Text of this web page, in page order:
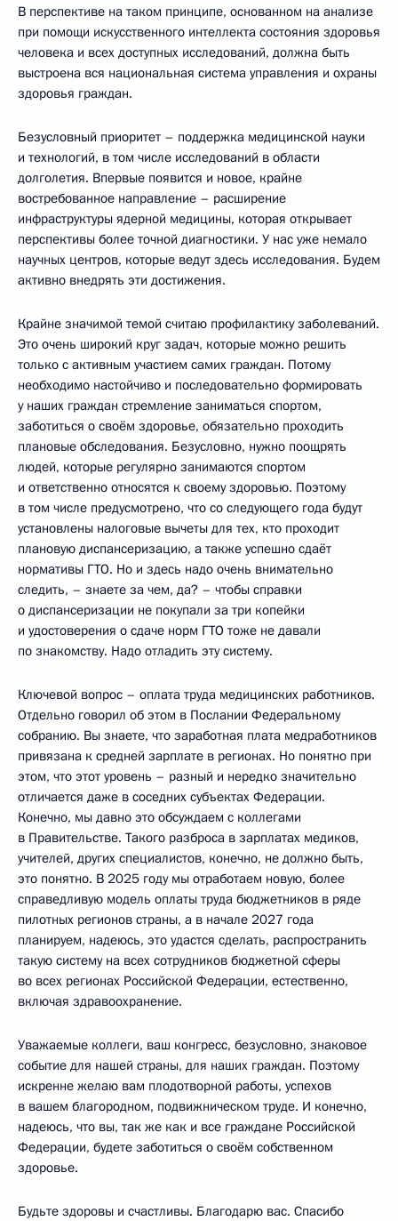
В перспективе на таком принципе, основанном на анализе
при помощи искусственного интеллекта состояния здоровья
человека и всех доступных исследований, должна быть
выстроена вся национальная система управления и охраны
здоровья граждан.
Безусловный приоритет – поддержка медицинской науки
и технологий, в том числе исследований в области
долголетия. Впервые появится и новое, крайне
востребованное направление – расширение
инфраструктуры ядерной медицины, которая открывает
перспективы более точной диагностики. У нас уже немало
научных центров, которые ведут здесь исследования. Будем
активно внедрять эти достижения.
Крайне значимой темой считаю профилактику заболеваний.
Это очень широкий круг задач, которые можно решить
только с активным участием самих граждан. Потому
необходимо настойчиво и последовательно формировать
у наших граждан стремление заниматься спортом,
заботиться о своём здоровье, обязательно проходить
плановые обследования. Безусловно, нужно поощрять
людей, которые регулярно занимаются спортом
и ответственно относятся к своему здоровью. Поэтому
в том числе предусмотрено, что со следующего года будут
установлены налоговые вычеты для тех, кто проходит
плановую диспансеризацию, а также успешно сдаёт
нормативы ГТО. Но и здесь надо очень внимательно
следить, – знаете за чем, да? – чтобы справки
о диспансеризации не покупали за три копейки
и удостоверения о сдаче норм ГТО тоже не давали
по знакомству. Надо отладить эту систему.
Ключевой вопрос – оплата труда медицинских работников.
Отдельно говорил об этом в Послании Федеральному
собранию. Вы знаете, что заработная плата медработников
привязана к средней зарплате в регионах. Но понятно при
этом, что этот уровень – разный и нередко значительно
отличается даже в соседних субъектах Федерации.
Конечно, мы давно это обсуждаем с коллегами
в Правительстве. Такого разброса в зарплатах медиков,
учителей, других специалистов, конечно, не должно быть,
это понятно. В 2025 году мы отработаем новую, более
справедливую модель оплаты труда бюджетников в ряде
пилотных регионов страны, а в начале 2027 года
планируем, надеюсь, это удастся сделать, распространить
такую систему на всех сотрудников бюджетной сферы
во всех регионах Российской Федерации, естественно,
включая здравоохранение.
Уважаемые коллеги, ваш конгресс, безусловно, знаковое
событие для нашей страны, для наших граждан. Поэтому
искренне желаю вам плодотворной работы, успехов
в вашем благородном, подвижническом труде. И конечно,
надеюсь, что вы, так же как и все граждане Российской
Федерации, будете заботиться о своём собственном
здоровье.
Будьте здоровы и счастливы. Благодарю вас. Спасибо